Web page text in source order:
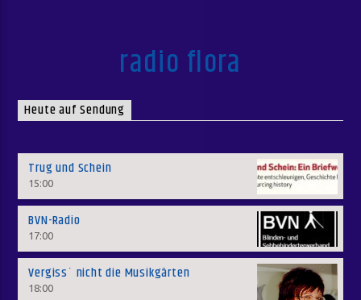
radio flora
Heute auf Sendung
Trug und Schein
15:00
BVN-Radio
17:00
Vergiss´ nicht die Musikgärten
18:00